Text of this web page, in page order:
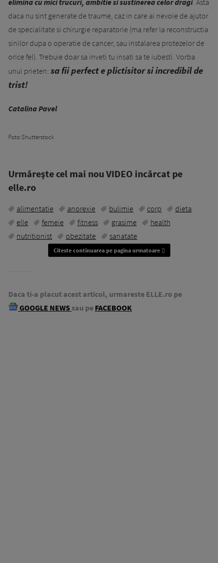
daca nu sint generate de traume, caz in care ai nevoie de ajutor
de specialitate si chirurgie reparatorie (ma refer la reconstructia
sinilor dupa o operatie de cancer, sau instalarea protezelor de
orice fel). Trebuie doar sa inveti tu insati sa te iubesti. Vorba
unui prieten: sa fii perfect e plictisitor si incredibil de
trist!
Catalina Pavel
Foto:Shutterstock
Urmăreşte cel mai nou VIDEO incărcat pe
elle.ro
alimentatie anorexie bulimie corp
dieta
elle
femeie fitness grasime
health
nutritionist
obezitate sanatate
Citeste continuarea pe pagina urmatoare
Daca ti-a placut acest articol, urmareste ELLE.ro pe
GOOGLE NEWS sau pe FACEBOOK